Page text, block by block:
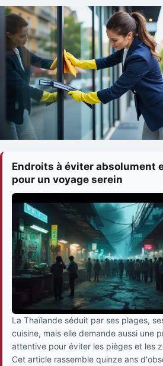
Endroits à éviter absolument
pour un voyage serein
La Thaïlande séduit par ses plages,
cuisine, mais elle demande aussi une
attentive pour éviter les pièges et les
Cet article rassemble quinze ans